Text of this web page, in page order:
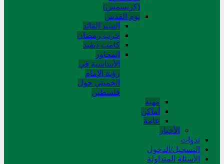
(کریسمس)
یوم القدس
السید القائد
حرب رمضان
کامب دیفید
المحاور
الأساسية في
رؤية الإمام
الخميني حول
فلسطین
مهنة
أماکن
عامة
الأخبار
ندوات
التسجیل/الدخول
الأسئلة المتداولة